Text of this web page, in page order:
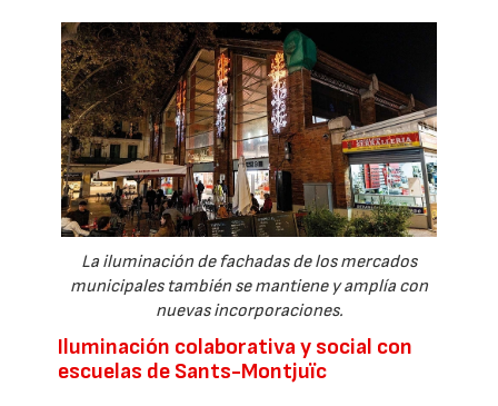
La iluminación de fachadas de los mercados
municipales también se mantiene y amplía con
nuevas incorporaciones.
Iluminación colaborativa y social con
escuelas de Sants-Montjuïc